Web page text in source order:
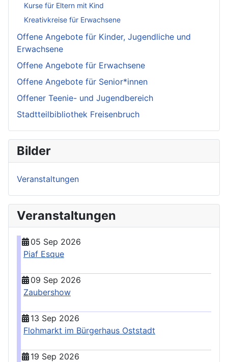
Kurse für Eltern mit Kind
Kreativkreise für Erwachsene
Offene Angebote für Kinder, Jugendliche und
Erwachsene
Offene Angebote für Erwachsene
Offene Angebote für Senior*innen
Offener Teenie- und Jugendbereich
Stadtteilbibliothek Freisenbruch
Bilder
Veranstaltungen
Veranstaltungen
05 Sep 2026
Piaf Esque
09 Sep 2026
Zaubershow
13 Sep 2026
Flohmarkt im Bürgerhaus Oststadt
19 Sep 2026